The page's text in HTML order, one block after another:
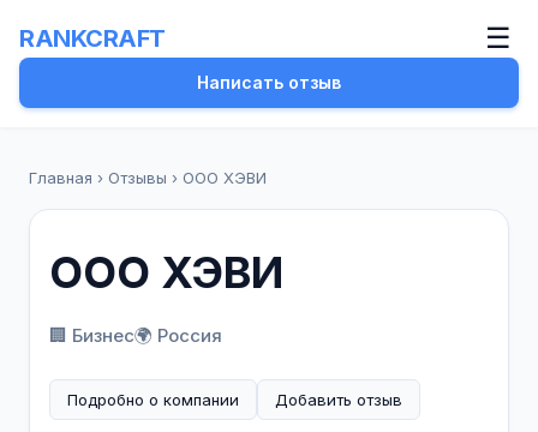
RANKCRAFT ☰
Написать отзыв
Главная › Отзывы › ООО ХЭВИ
ООО ХЭВИ
🏢 Бизнес🌍 Россия
Подробно о компании Добавить отзыв